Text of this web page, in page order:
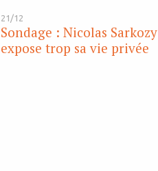
21/12
Sondage : Nicolas Sarkozy
expose trop sa vie privée